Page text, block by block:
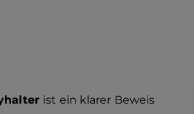
ist ein klarer Beweis